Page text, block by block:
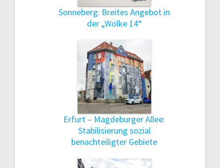
Sonneberg: Breites Angebot in
der „Wolke 14“
Erfurt – Magdeburger Allee:
Stabilisierung sozial
benachteiligter Gebiete